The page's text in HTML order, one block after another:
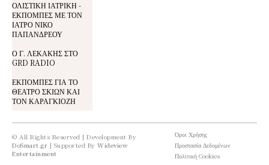
ΟΛΙΣΤΙΚΗ ΙΑΤΡΙΚΗ -
ΕΚΠΟΜΠΕΣ ΜΕ ΤΟΝ
ΙΑΤΡΟ ΝΙΚΟ
ΠΑΠΑΝΔΡΕΟΥ
Ο Γ. ΛΕΚΑΚΗΣ ΣΤΟ
GRD RADIO
ΕΚΠΟΜΠΕΣ ΓΙΑ ΤΟ
ΘΕΑΤΡΟ ΣΚΙΩΝ ΚΑΙ
ΤΟΝ ΚΑΡΑΓΚΙΟΖΗ
© All Rights Reserved | Development By
DoSmart.gr | Supported By Wideview
Entertainment
Όροι Χρήσης
Προστασία Δεδομένων
Πολιτική Cookies